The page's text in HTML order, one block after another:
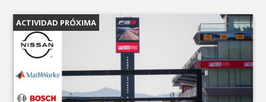
ACTIVIDAD PRÓXIMA